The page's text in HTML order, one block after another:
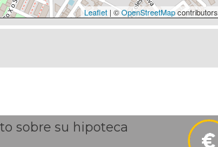
Leaflet | ©OpenStreetMapcontributors
sobre su hipoteca